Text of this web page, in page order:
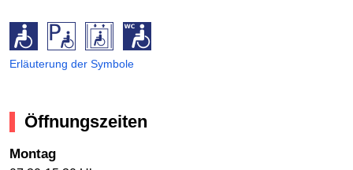
Erläuterung der Symbole
Öffnungszeiten
Montag